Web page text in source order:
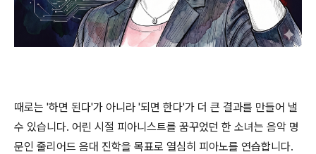
때로는 '하면 된다'가 아니라 '되면 한다'가 더 큰 결과를 만들어 낼
수 있습니다. 어린 시절 피아니스트를 꿈꾸었던 한 소녀는 음악 명
문인 줄리어드 음대 진학을 목표로 열심히 피아노를 연습합니다.